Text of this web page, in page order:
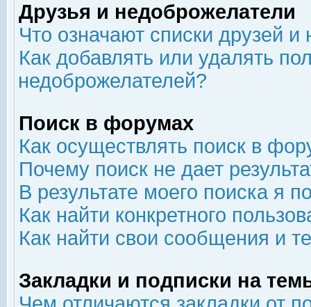
Друзья и недоброжелатели
Что означают списки друзей
Как добавлять или удалять
недоброжелателей?
Поиск в форумах
Как осуществлять поиск в
Почему поиск не дает
В результате моего поиска я
Как найти конкретного
Как найти свои сообщения и
Закладки и подписки на